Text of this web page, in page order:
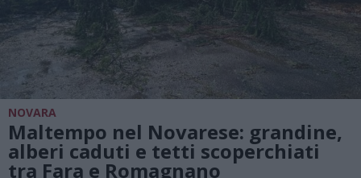
NOVARA
Maltempo nel Novarese: grandine,
alberi caduti e tetti scoperchiati
tra Fara e Romagnano